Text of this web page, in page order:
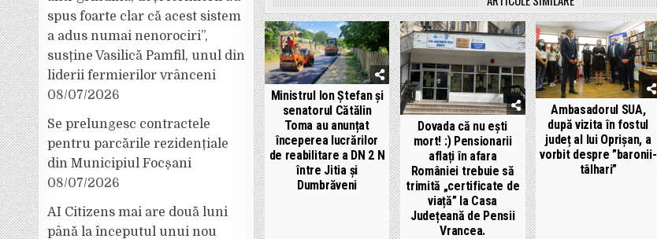
Ministrul Ion Ștefan și
senatorul Cătălin
Toma au anunțat
începerea lucrărilor
de reabilitare a DN 2 N
între Jitia și
Dumbrăveni
Dovada că nu ești
mort! :) Pensionarii
aflați în afara
României trebuie să
trimită „certificate de
viață” la Casa
Județeană de Pensii
Vrancea.
Ambasadorul SUA,
după vizita în fostul
județ al lui Oprișan, a
vorbit despre ”baronii-
tâlhari”
spus foarte clar că acest sistem
a adus numai nenorociri”,
susține Vasilică Pamfil, unul din
liderii fermierilor vrânceni
08/07/2026
Se prelungesc contractele
pentru parcările rezidențiale
din Municipiul Focșani
08/07/2026
AI Citizens mai are două luni
până la începutul unui nou